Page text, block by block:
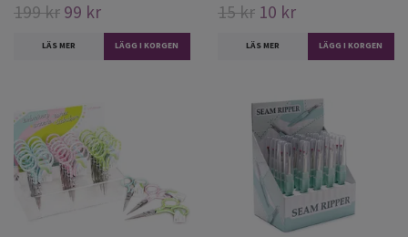
199 kr 99 kr
LÄS MER
15 kr 10 kr
LÄS MER